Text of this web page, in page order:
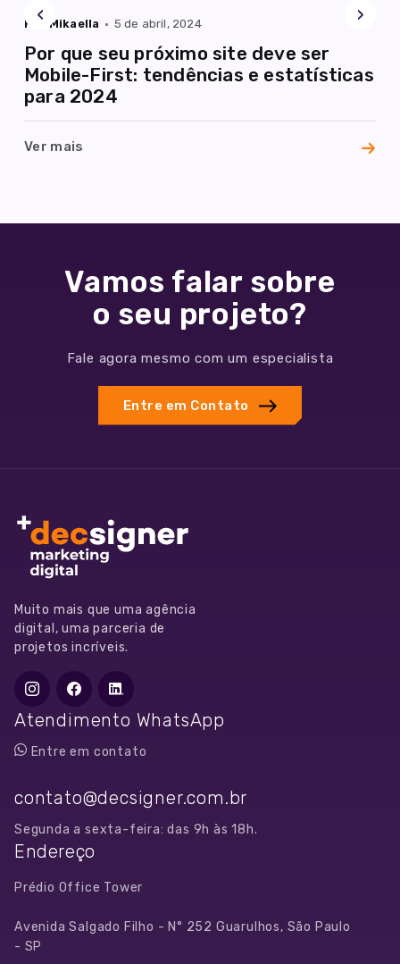
Por Mikaella 5 de abril, 2024
Por que seu próximo site deve ser
Mobile-First: tendências e estatísticas
para 2024
Ver mais
‹ ›
Vamos falar sobre
o seu projeto?
Fale agora mesmo com um especialista
Entre em Contato
Muito mais que uma agência
digital, uma parceria de
projetos incríveis.
Atendimento WhatsApp
Entre em contato
contato@decsigner.com.br
Segunda a sexta-feira: das 9h às 18h.
Endereço
Prédio Office Tower
Avenida Salgado Filho - N° 252 Guarulhos, São Paulo
- SP